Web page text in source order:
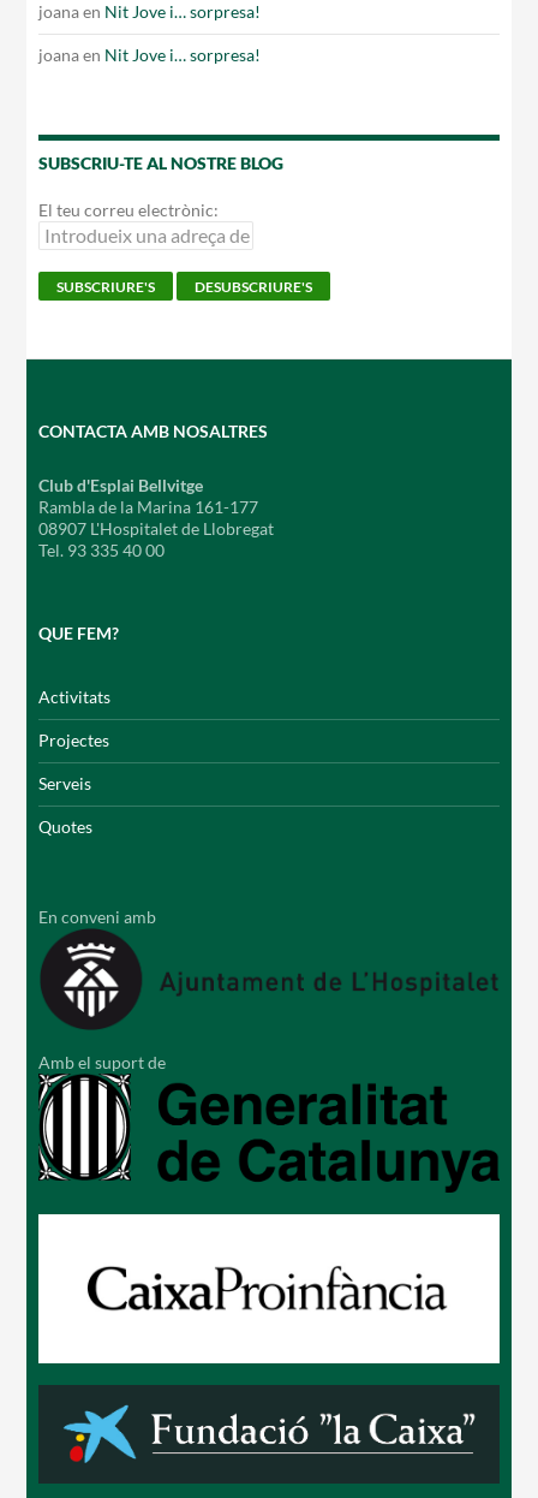
joanaen Nit Jove i… sorpresa!
joanaen Nit Jove i… sorpresa!
SUBSCRIU-TE AL NOSTRE BLOG
El teu correu electrònic:
CONTACTA AMB NOSALTRES
Club d'Esplai Bellvitge
Rambla de la Marina 161-177
08907 L'Hospitalet de Llobregat
Tel. 93 335 40 00
QUE FEM?
Activitats
Projectes
Serveis
Quotes
En conveni amb
Amb el suport de